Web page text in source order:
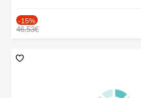
-15%
46.53€